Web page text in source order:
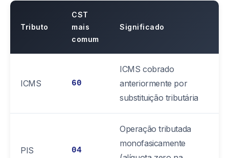
Tributo
CST
mais
comum
Significado
ICMS 60
ICMS cobrado
anteriormente por
substituição tributária
PIS 04
Operação tributada
monofasicamente